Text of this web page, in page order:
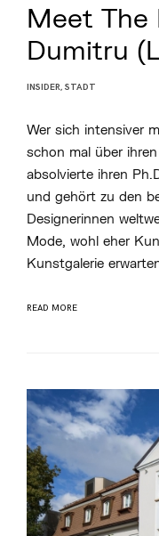
Meet The
Dumitru
INSIDER, STADT
T
D
B
Y
M
C
A
E
L
E
R
Wer sich intensiver
schon mal über
absolvierte ihren
und gehört zu den
Designerinnen
Mode, wohl eher
Kunstgalerie
READ MORE